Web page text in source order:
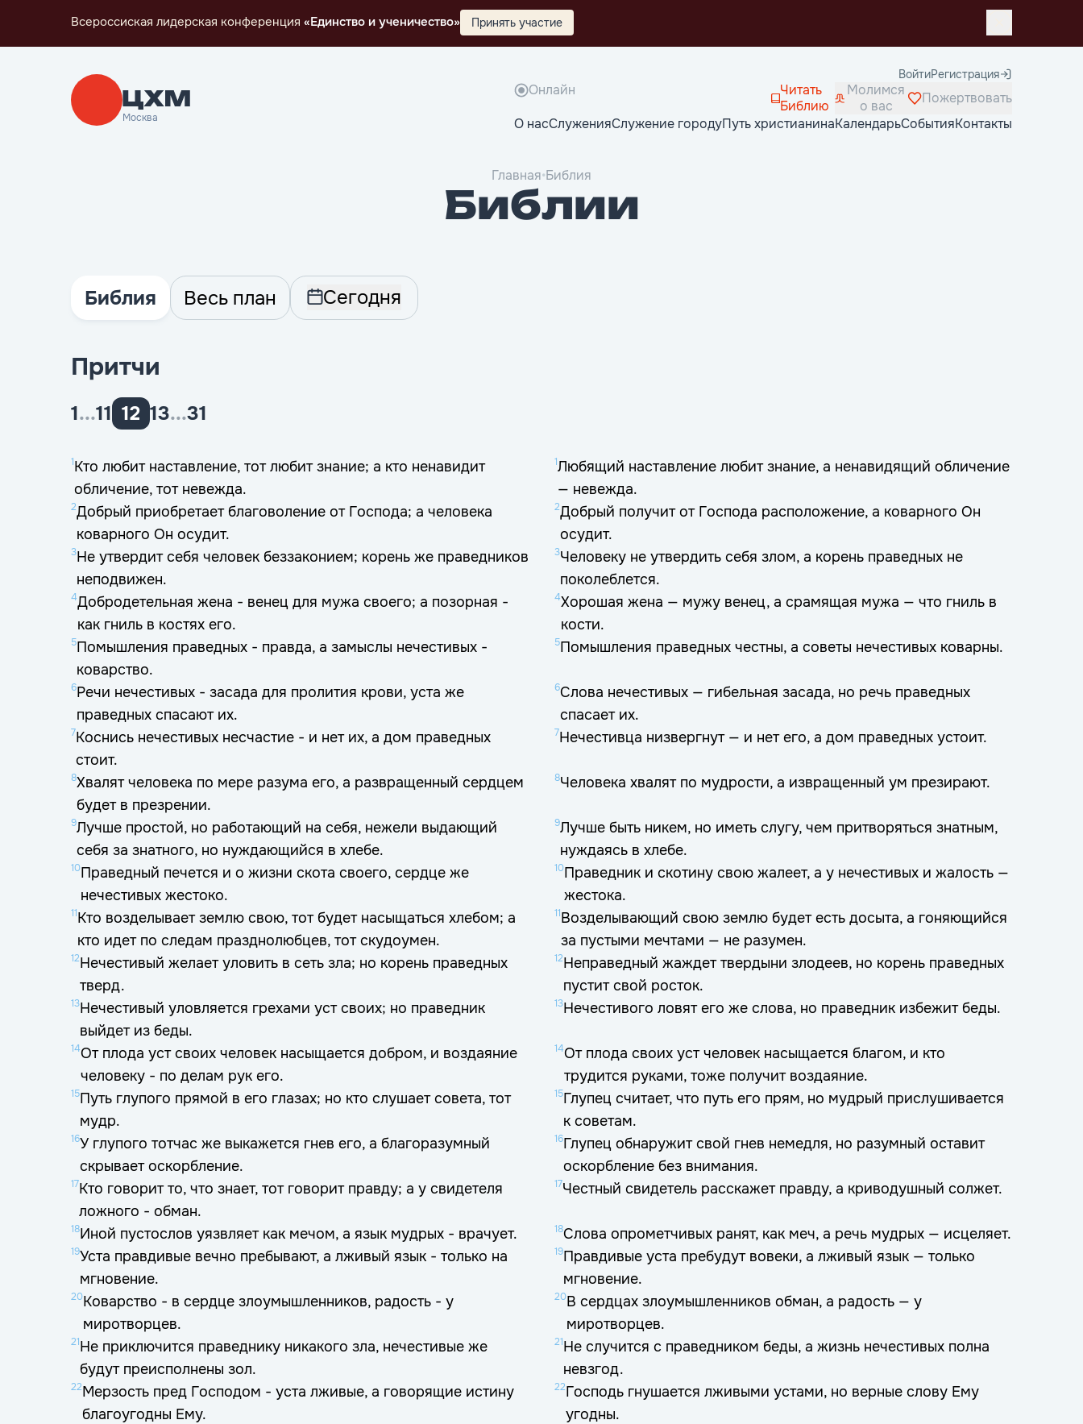
Всероссиская лидерская конференция «Единство и ученичество» Принять участие
Москва
ВойтиРегистрация
Онлайн
Читать
Библию
Молимся
о вас
Пожертвовать
О насСлуженияСлужение городуПуть христианинаКалендарьСобытияКонтакты
Главная•Библия
Библии
Библия Весь план Сегодня
Притчи
1...11 12 13...31
1Кто любит наставление, тот любит знание; а кто ненавидит
обличение, тот невежда.
1Любящий наставление любит знание, а ненавидящий обличение
— невежда.
2Добрый приобретает благоволение от Господа; а человека
коварного Он осудит.
2Добрый получит от Господа расположение, а коварного Он
осудит.
3Не утвердит себя человек беззаконием; корень же праведников
неподвижен.
3Человеку не утвердить себя злом, а корень праведных не
поколеблется.
4Добродетельная жена - венец для мужа своего; а позорная -
как гниль в костях его.
4Хорошая жена — мужу венец, а срамящая мужа — что гниль в
кости.
5Помышления праведных - правда, а замыслы нечестивых -
коварство.
5Помышления праведных честны, а советы нечестивых коварны.
6Речи нечестивых - засада для пролития крови, уста же
праведных спасают их.
6Слова нечестивых — гибельная засада, но речь праведных
спасает их.
7Коснись нечестивых несчастие - и нет их, а дом праведных
стоит.
7Нечестивца низвергнут — и нет его, а дом праведных устоит.
8Хвалят человека по мере разума его, а развращенный сердцем
будет в презрении.
8Человека хвалят по мудрости, а извращенный ум презирают.
9Лучше простой, но работающий на себя, нежели выдающий
себя за знатного, но нуждающийся в хлебе.
9Лучше быть никем, но иметь слугу, чем притворяться знатным,
нуждаясь в хлебе.
10Праведный печется и о жизни скота своего, сердце же
нечестивых жестоко.
10Праведник и скотину свою жалеет, а у нечестивых и жалость —
жестока.
11Кто возделывает землю свою, тот будет насыщаться хлебом; а
кто идет по следам празднолюбцев, тот скудоумен.
11Возделывающий свою землю будет есть досыта, а гоняющийся
за пустыми мечтами — не разумен.
12Нечестивый желает уловить в сеть зла; но корень праведных
тверд.
12Неправедный жаждет твердыни злодеев, но корень праведных
пустит свой росток.
13Нечестивый уловляется грехами уст своих; но праведник
выйдет из беды.
13Нечестивого ловят его же слова, но праведник избежит беды.
14От плода уст своих человек насыщается добром, и воздаяние
человеку - по делам рук его.
14От плода своих уст человек насыщается благом, и кто
трудится руками, тоже получит воздаяние.
15Путь глупого прямой в его глазах; но кто слушает совета, тот
мудр.
15Глупец считает, что путь его прям, но мудрый прислушивается
к советам.
16У глупого тотчас же выкажется гнев его, а благоразумный
скрывает оскорбление.
16Глупец обнаружит свой гнев немедля, но разумный оставит
оскорбление без внимания.
17Кто говорит то, что знает, тот говорит правду; а у свидетеля
ложного - обман.
17Честный свидетель расскажет правду, а криводушный солжет.
18Иной пустослов уязвляет как мечом, а язык мудрых - врачует. 18Слова опрометчивых ранят, как меч, а речь мудрых — исцеляет.
19Уста правдивые вечно пребывают, а лживый язык - только на
мгновение.
19Правдивые уста пребудут вовеки, а лживый язык — только
мгновение.
20Коварство - в сердце злоумышленников, радость - у
миротворцев.
20В сердцах злоумышленников обман, а радость — у
миротворцев.
21Не приключится праведнику никакого зла, нечестивые же
будут преисполнены зол.
21Не случится с праведником беды, а жизнь нечестивых полна
невзгод.
22Мерзость пред Господом - уста лживые, а говорящие истину
благоугодны Ему.
22Господь гнушается лживыми устами, но верные слову Ему
угодны.